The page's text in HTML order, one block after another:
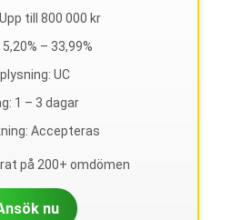
till 800 000 kr
– 33,99%
UC
1 – 3 dagar
Accepteras
på 200+ omdömen
nu